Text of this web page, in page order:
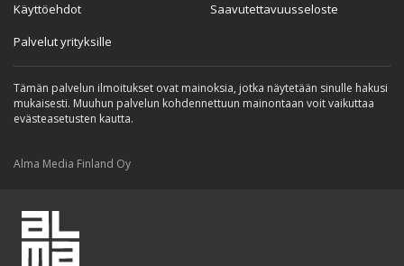
Käyttöehdot
Palvelut yrityksille
Saavutettavuusseloste
Tämän palvelun ilmoitukset ovat mainoksia, jotka näytetään sinulle hakusi
mukaisesti. Muuhun palvelun kohdennettuun mainontaan voit vaikuttaa
evästeasetusten kautta.
Alma Media Finland Oy